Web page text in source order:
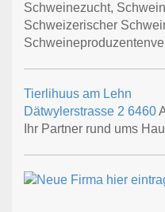
Schweinezucht,
Schweizerischer
Tierlihuus am Lehn
Dätwylerstrasse 2 6460
Ihr Partner rund ums